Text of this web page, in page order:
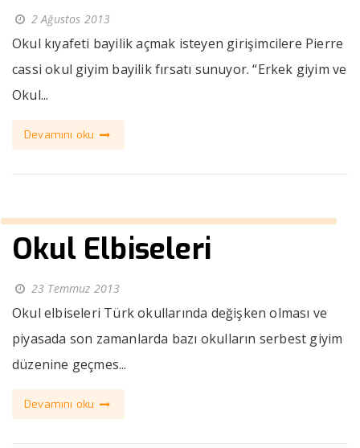
2 Ağustos 2013
Okul kıyafeti bayilik açmak isteyen girişimcilere Pierre
cassi okul giyim bayilik fırsatı sunuyor. “Erkek giyim ve
Okul...
Devamını oku
Okul Elbiseleri
23 Temmuz 2013
Okul elbiseleri Türk okullarında değişken olması ve
piyasada son zamanlarda bazı okulların serbest giyim
düzenine geçmes...
Devamını oku